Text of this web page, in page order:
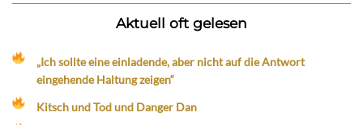
Aktuell oft gelesen
„Ich sollte eine einladende, aber nicht auf die Antwort
eingehende Haltung zeigen“
Kitsch und Tod und Danger Dan